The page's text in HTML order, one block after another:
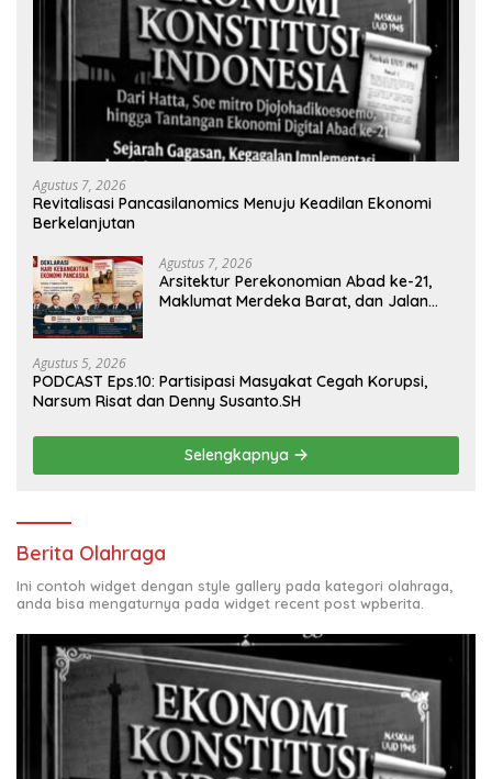
Agustus 7, 2026
Revitalisasi Pancasilanomics Menuju Keadilan Ekonomi
Berkelanjutan
Agustus 7, 2026
Arsitektur Perekonomian Abad ke-21,
Maklumat Merdeka Barat, dan Jalan
Agustus 5, 2026
PODCAST Eps.10: Partisipasi Masyakat Cegah Korupsi,
Narsum Risat dan Denny Susanto.SH
Selengkapnya
Berita Olahraga
Ini contoh widget dengan style gallery pada kategori olahraga,
anda bisa mengaturnya pada widget recent post wpberita.